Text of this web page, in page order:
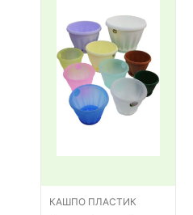
КАШПО ПЛАСТИК